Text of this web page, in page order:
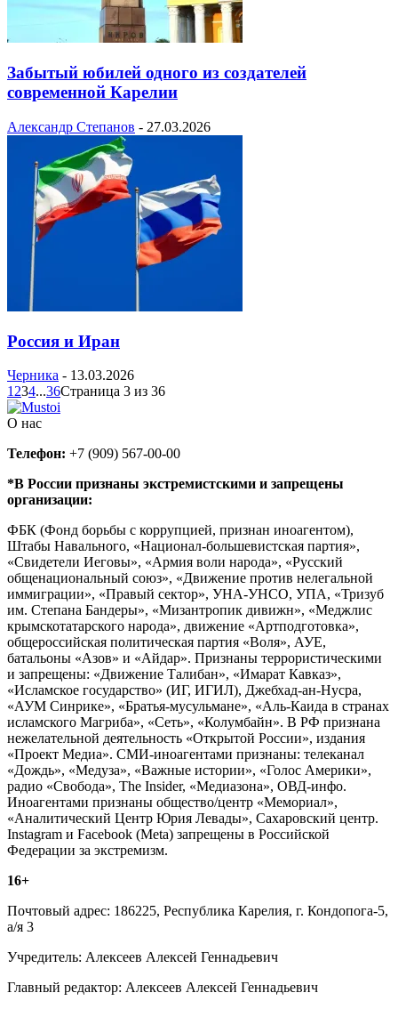
Забытый юбилей одного из создателей
современной Карелии
Александр Степанов - 27.03.2026
Россия и Иран
Черника - 13.03.2026
1 234...36Страница 3 из 36
О нас
Телефон: +7 (909) 567-00-00
*В России признаны экстремистскими и запрещены
организации:
ФБК (Фонд борьбы с коррупцией, признан иноагентом),
Штабы Навального, «Национал-большевистская партия»,
«Свидетели Иеговы», «Армия воли народа», «Русский
общенациональный союз», «Движение против нелегальной
иммиграции», «Правый сектор», УНА-УНСО, УПА, «Тризуб
им. Степана Бандеры», «Мизантропик дивижн», «Меджлис
крымскотатарского народа», движение «Артподготовка»,
общероссийская политическая партия «Воля», АУЕ,
батальоны «Азов» и «Айдар». Признаны террористическими
и запрещены: «Движение Талибан», «Имарат Кавказ»,
«Исламское государство» (ИГ, ИГИЛ), Джебхад-ан-Нусра,
«АУМ Синрике», «Братья-мусульмане», «Аль-Каида в странах
исламского Магриба», «Сеть», «Колумбайн». В РФ признана
нежелательной деятельность «Открытой России», издания
«Проект Медиа». СМИ-иноагентами признаны: телеканал
«Дождь», «Медуза», «Важные истории», «Голос Америки»,
радио «Свобода», The Insider, «Медиазона», ОВД-инфо.
Иноагентами признаны общество/центр «Мемориал»,
«Аналитический Центр Юрия Левады», Сахаровский центр.
Instagram и Facebook (Metа) запрещены в Российской
Федерации за экстремизм.
16+
Почтовый адрес: 186225, Республика Карелия, г. Кондопога-5,
а/я 3
Учредитель: Алексеев Алексей Геннадьевич
Главный редактор: Алексеев Алексей Геннадьевич